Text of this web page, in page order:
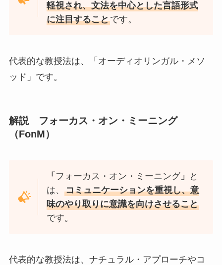
軽視され、文法を中心とした言語形式
に注目することです。
代表的な教授法は、「オーディオリンガル・メソ
ッド」です。
解説 フォーカス・オン・ミーニング
（FonM）
「 フォーカス・オン・ミーニング」
と
は、コミュニケーションを重視し、意
味のやり取りに意識を向けさせること
です。
代表的な教授法は、ナチュラル・アプローチやコ